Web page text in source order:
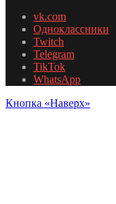
vk.com
Одноклассники
Twitch
Telegram
TikTok
WhatsApp
Кнопка «Наверх»